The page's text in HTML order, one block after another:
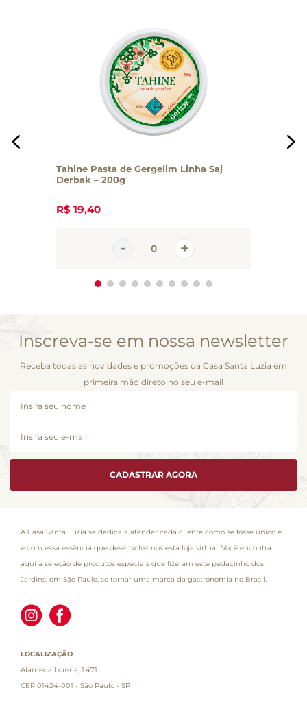
Tahine Pasta de Gergelim Linha Saj
Derbak – 200g
R$ 19,40
Inscreva-se em nossa newsletter
Receba todas as novidades e promoções da Casa Santa Luzia em
primeira mão direto no seu e-mail
CADASTRAR AGORA
A Casa Santa Luzia se dedica a atender cada cliente como se fosse único e
é com essa essência que desenvolvemos esta loja virtual. Você encontra
aqui a seleção de produtos especiais que fizeram este pedacinho dos
Jardins, em São Paulo, se tornar uma marca da gastronomia no Brasil.
LOCALIZAÇÃO
Alameda Lorena, 1.471
CEP 01424-001 - São Paulo - SP